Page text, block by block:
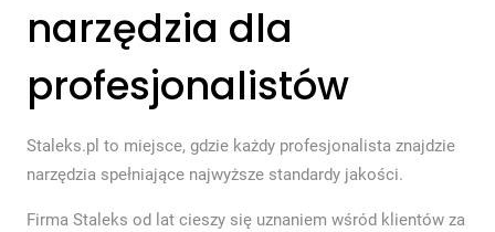
narzędzia dla
profesjonalistów
Staleks.pl to miejsce, gdzie każdy profesjonalista znajdzie
narzędzia spełniające najwyższe standardy jakości.
Firma Staleks od lat cieszy się uznaniem wśród klientów za